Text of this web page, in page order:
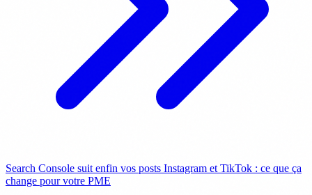
Search Console suit enfin vos posts Instagram et TikTok : ce que ça
change pour votre PME